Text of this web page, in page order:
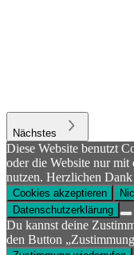
Nächstes
Diese Website benutzt
oder die Website nur
nutzen. Herzlichen
Cookies akzeptieren
Datenschutzerklärung
Du kannst deine
den Button